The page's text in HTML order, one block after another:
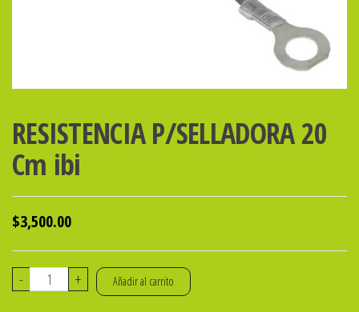
RESISTENCIA P/SELLADORA 20
Cm ibi
$3,500.00
-
RESISTENCIA
P/SELLADORA
+ Añadir al carrito